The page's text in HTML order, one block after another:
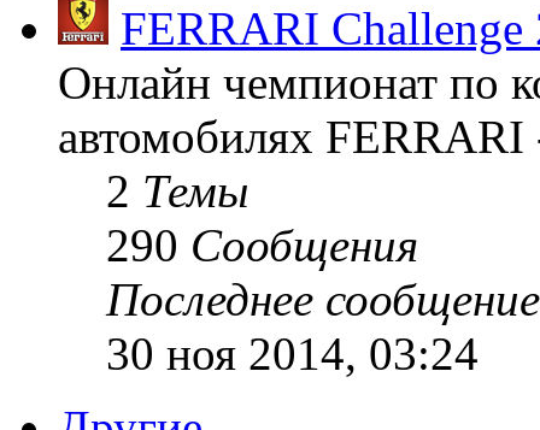
FERRARI
Онлайн чемпионат по
автомобилях
2 Темы
290 Сообщения
Последнее сообщение
30 ноя 2014, 03:24